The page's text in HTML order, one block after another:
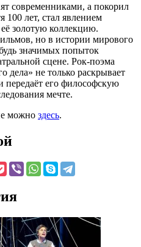
современниками, а покорил
100 лет, стал явлением
золотую коллекцию.
но в истории мирового
значимых попыток
сцене. Рок-поэма
дела» не только раскрывает
его философскую
мечте.
можно здесь.